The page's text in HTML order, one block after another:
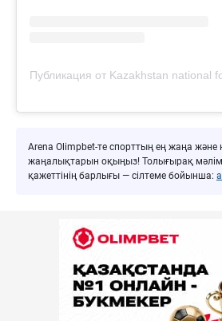
Arena Olimpbet-те спорттың ең жаңа
жаңалықтарын оқыңыз! Толығырақ
қажеттінің барлығы — сілтеме бойынша: